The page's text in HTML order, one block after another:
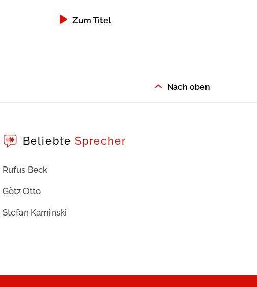
Zum Titel
Nach oben
BeliebteSprecher
Rufus Beck
Götz Otto
Stefan Kaminski